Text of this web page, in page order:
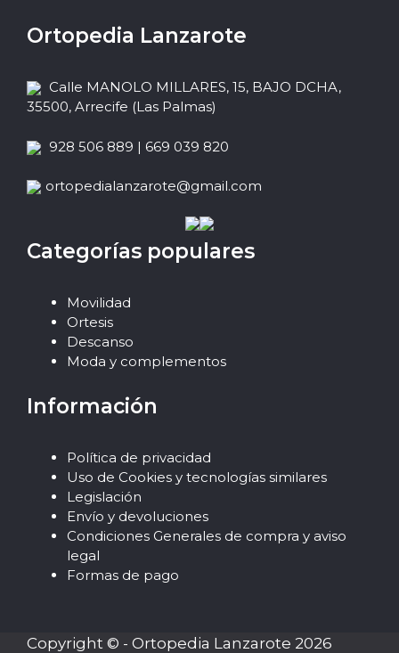
Ortopedia Lanzarote
Calle MANOLO MILLARES, 15, BAJO DCHA,
35500, Arrecife (Las Palmas)
928 506 889 | 669 039 820
ortopedialanzarote@gmail.com
Categorías populares
Movilidad
Ortesis
Descanso
Moda y complementos
Información
Política de privacidad
Uso de Cookies y tecnologías similares
Legislación
Envío y devoluciones
Condiciones Generales de compra y aviso
legal
Formas de pago
Copyright © - Ortopedia Lanzarote 2026